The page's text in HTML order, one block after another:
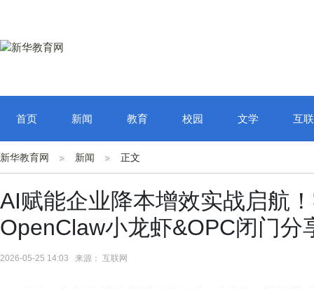
首页 新闻 教育 校园 文学 互
新华教育网 新闻 正文
AI赋能企业降本增效实战启航
OpenClaw小龙虾&OPC闭门
2026-05-25 14:03 来源： 互联网